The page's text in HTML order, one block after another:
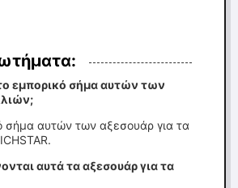
εμπορικό σήμα αυτών των
σήμα αυτών των αξεσουάρ για τα
αυτά τα αξεσουάρ για τα